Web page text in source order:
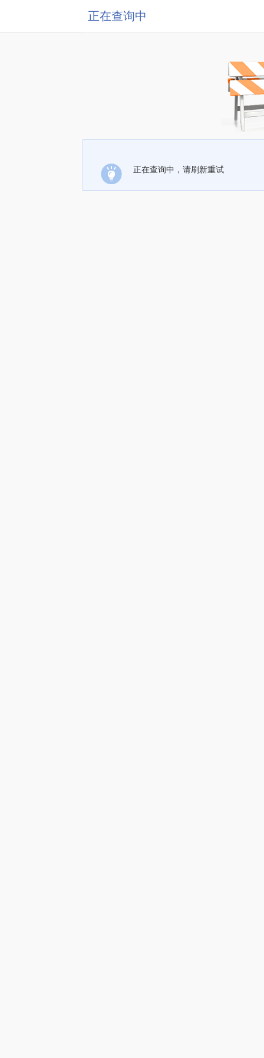
正在查询中
正在查询中，请刷新重试